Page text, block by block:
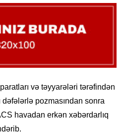
və təyyarələri tərəfindən
dəfələrlə pozmasından sonra
havadan erkən xəbərdarlıq